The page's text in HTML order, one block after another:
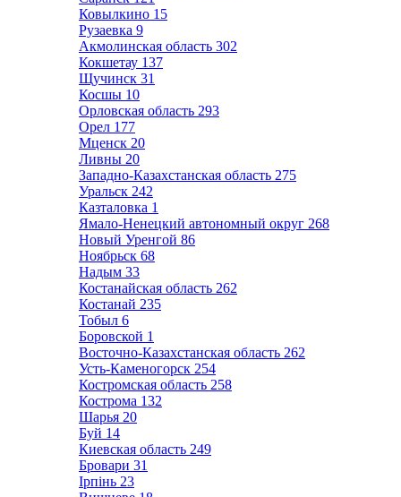
Ковылкино 15
Рузаевка 9
Акмолинская область 302
Кокшетау 137
Щучинск 31
Косшы 10
Орловская область 293
Орел 177
Мценск 20
Ливны 20
Западно-Казахстанская область 275
Уральск 242
Казталовка 1
Ямало-Ненецкий автономный округ 268
Новый Уренгой 86
Ноябрьск 68
Надым 33
Костанайская область 262
Костанай 235
Тобыл 6
Боровской 1
Восточно-Казахстанская область 262
Усть-Каменогорск 254
Костромская область 258
Кострома 132
Шарья 20
Буй 14
Киевская область 249
Бровари 31
Ірпінь 23